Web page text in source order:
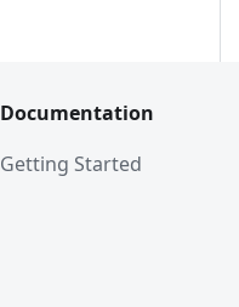
Documentation
Getting Started